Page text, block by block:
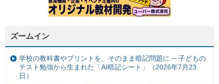
ズームイン
学校の教科書やプリントを、そのまま暗記問題に ─ 子どもの
テスト勉強から生まれた「AI暗記シート」（2026年7月23
日）